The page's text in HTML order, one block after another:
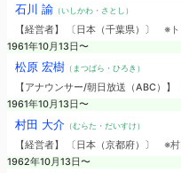
石川 諭（いしかわ・さとし）
【経営者】 〔日本（千葉県）〕 ※
1961年10月13日〜
松原 宏樹（まつばら・ひろき）
【アナウンサー/朝日放送（ABC）】
1961年10月13日〜
村田 大介（むらた・だいすけ）
【経営者】 〔日本（京都府）〕 ※
1962年10月13日〜